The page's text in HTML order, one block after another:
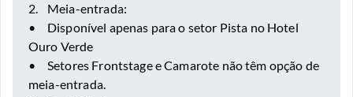
2.
Meia-entrada:
•
Disponível apenas para o setor Pista no Hotel
Ouro Verde
•
Setores Frontstage e Camarote não têm opção de
meia-entrada.